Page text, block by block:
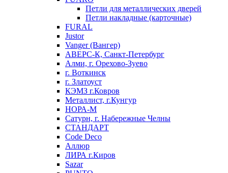
Петли для металлических дверей
Петли накладные (карточные)
FURAL
Justor
Vanger (Вангер)
АВЕРС-К, Санкт-Петербург
Алми, г. Орехово-Зуево
г. Воткинск
г. Златоуст
КЭМЗ г.Ковров
Металлист, г.Кунгур
НОРА-М
Сатурн, г. Набережные Челны
СТАНДАРТ
Code Deco
Аллюр
ЛИРА г.Киров
Sazar